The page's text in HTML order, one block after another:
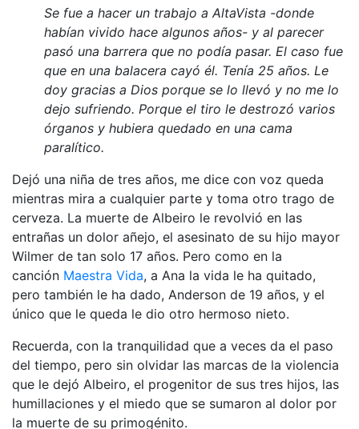
Se fue a hacer un trabajo a AltaVista -donde
habían vivido hace algunos años- y al parecer
pasó una barrera que no podía pasar. El caso fue
que en una balacera cayó él. Tenía 25 años. Le
doy gracias a Dios porque se lo llevó y no me lo
dejo sufriendo. Porque el tiro le destrozó varios
órganos y hubiera quedado en una cama
paralítico.
Dejó una niña de tres años, me dice con voz queda
mientras mira a cualquier parte y toma otro trago de
cerveza. La muerte de Albeiro le revolvió en las
entrañas un dolor añejo, el asesinato de su hijo mayor
Wilmer de tan solo 17 años. Pero como en la
canción Maestra Vida, a Ana la vida le ha quitado,
pero también le ha dado, Anderson de 19 años, y el
único que le queda le dio otro hermoso nieto.
Recuerda, con la tranquilidad que a veces da el paso
del tiempo, pero sin olvidar las marcas de la violencia
que le dejó Albeiro, el progenitor de sus tres hijos, las
humillaciones y el miedo que se sumaron al dolor por
la muerte de su primogénito.